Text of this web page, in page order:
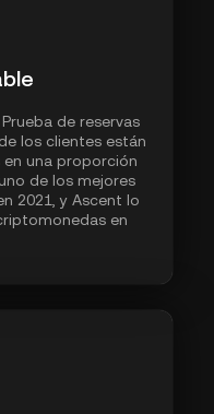
de reservas
los clientes están
una proporción
de los mejores
2021, y Ascent lo
en